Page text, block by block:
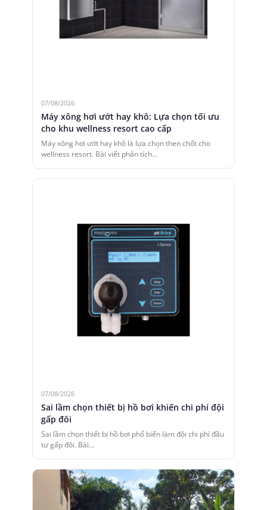
07/08/2026
Máy xông hơi ướt hay khô: Lựa chọn tối ưu
cho khu wellness resort cao cấp
Máy xông hơi ướt hay khô là lựa chọn then chốt cho
wellness resort. Bài viết phân tích…
07/08/2026
Sai lầm chọn thiết bị hồ bơi khiến chi phí đội
gấp đôi
Sai lầm chọn thiết bị hồ bơi phổ biến làm đội chi phí đầu
tư gấp đôi. Bài…